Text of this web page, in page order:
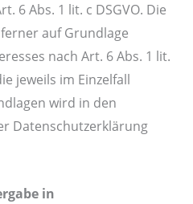
6 Abs. 1 lit. c DSGVO. Die
auf Grundlage
nach Art. 6 Abs. 1 lit.
jeweils im Einzelfall
wird in den
Datenschutzerklärung
in